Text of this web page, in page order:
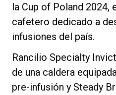
la Cup of Poland 2024,
cafetero dedicado a
infusiones del país.
Rancilio Specialty
de una caldera
pre-infusión y Steady
Sostenibilidad
Connect
Contacto